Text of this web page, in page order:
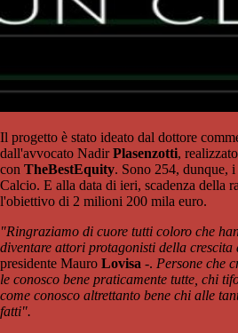
Il progetto è stato ideato dal dottore
dall'avvocato NadirPlasenzotti,
con TheBestEquity. Sono 254, dunque,
Calcio. E alla data di ieri, scadenza della
l'obiettivo di 2 milioni 200 mila euro.
"Ringraziamo di cuore tutti coloro che
diventare attori protagonisti della crescita
presidente Mauro Lovisa -. Persone che
le conosco bene praticamente tutte, chi
come conosco altrettanto bene chi alle
fatti".